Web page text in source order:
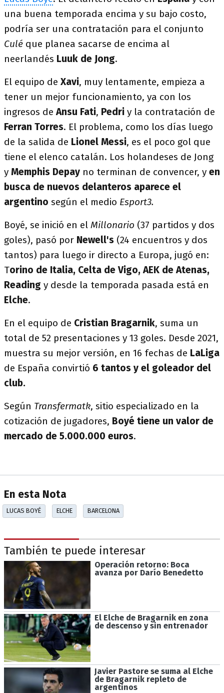
una buena temporada encima y su bajo costo,
podría ser una contratación para el conjunto
Culé que planea sacarse de encima al
neerlandés Luuk de Jong.
El equipo de Xavi, muy lentamente, empieza a
tener un mejor funcionamiento, ya con los
ingresos deAnsu Fati, Pedri y la contratación de
Ferran Torres. El problema, como los días luego
de la salida de Lionel Messi, es el poco gol que
tiene el elenco catalán. Los holandeses de Jong
y Memphis Depay no terminan de convencer, y en
busca de nuevos delanteros aparece el
argentino según el medio Esport3.
Boyé, se inició en el Millonario (37 partidos y dos
goles), pasó por Newell's (24 encuentros y dos
tantos) para luego ir directo a Europa, jugó en:
Torino de Italia, Celta de Vigo, AEK de Atenas,
Reading y desde la temporada pasada está en
Elche.
En el equipo de Cristian Bragarnik, suma un
total de 52 presentaciones y 13 goles. Desde 2021,
muestra su mejor versión, en 16 fechas de LaLiga
de España convirtió 6 tantos y el goleador del
club.
Según Transfermatk, sitio especializado en la
cotización de jugadores, Boyé tiene un valor de
mercado de 5.000.000 euros.
En esta Nota
LUCAS BOYÉ ELCHE BARCELONA
También te puede interesar
Operación retorno: Boca
avanza por Darío Benedetto
El Elche de Bragarnik en zona
de descenso y sin entrenador
Javier Pastore se suma al Elche
de Bragarnik repleto de
argentinos